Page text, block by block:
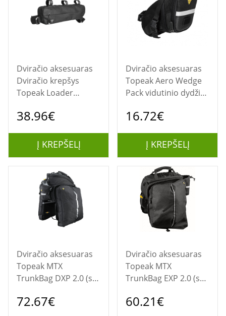
Dviračio aksesuaras
Dviračio krepšys
Topeak Loader
4,5 litro)
38.96€
Į KREPŠELĮ
Dviračio aksesuaras
Topeak Aero Wedge
Pack vidutinio dydžio
16.72€
Į KREPŠELĮ
Dviračio aksesuaras
Topeak MTX
TrunkBag DXP 2.0 (su
(04.2024)
72.67€
Dviračio aksesuaras
Topeak MTX
TrunkBag EXP 2.0 (su
(04.2024)
60.21€